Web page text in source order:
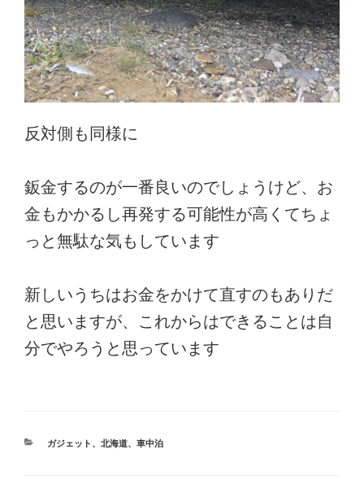
反対側も同様に
鈑金するのが一番良いのでしょうけど、お
金もかかるし再発する可能性が高くてちょ
っと無駄な気もしています
新しいうちはお金をかけて直すのもありだ
と思いますが、これからはできることは自
分でやろうと思っています
カ
ガジェット 、 北海道、 車中泊